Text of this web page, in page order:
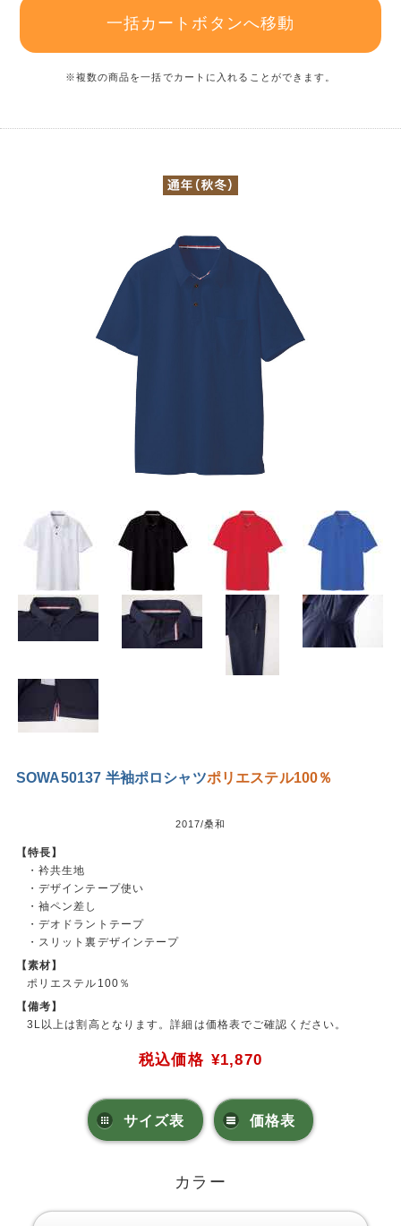
一括カートボタンへ移動
※複数の商品を一括でカートに入れることができます。
SOWA50137 半袖ポロシャツポリエステル100％
2017/桑和
【特長】
・衿共生地
・デザインテープ使い
・袖ペン差し
・デオドラントテープ
・スリット裏デザインテープ
【素材】
ポリエステル100％
【備考】
3L以上は割高となります。詳細は価格表でご確認ください。
税込価格 ¥1,870
サイズ表 価格表
カラー